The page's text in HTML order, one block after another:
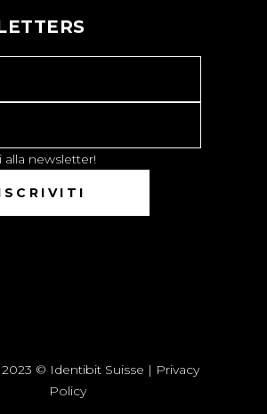
alla newsletter!
© Identibit Suisse | Privacy
Policy